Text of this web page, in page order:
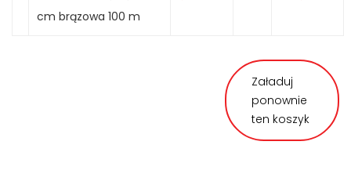
cm brązowa 100 m
Załaduj
ponownie
ten koszyk